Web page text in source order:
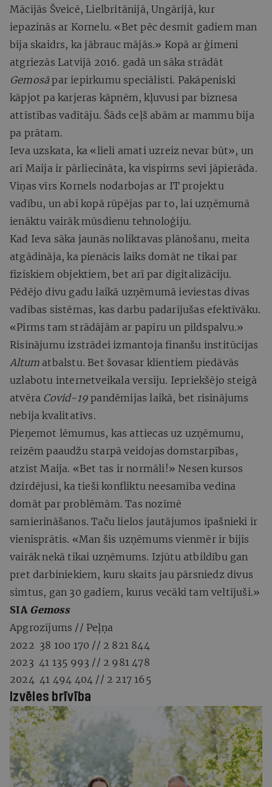
Mācījās Šveicē, Lielbritānijā, Ungārijā, kur
iepazinās ar Kornelu. «Bet pēc desmit gadiem man
bija skaidrs, ka jābrauc mājās.» Kopā ar ģimeni
atgriezās Latvijā 2016. gadā un sāka strādāt
Gemosāpar iepirkumu speciālisti. Pakāpeniski
kāpjot pa karjeras kāpnēm, kļuvusi par biznesa
attīstības vadītāju. Šāds ceļš abām ar mammu bija
pa prātam.
Ieva uzskata, ka «lieli amati uzreiz nevar būt», un
arī Maija ir pārliecināta, ka vispirms sevi jāpierāda.
Viņas vīrs Kornels nodarbojas ar IT projektu
vadību, un abi kopā rūpējas par to, lai uzņēmumā
ienāktu vairāk mūsdienu tehnoloģiju.
Kad Ieva sāka jaunās noliktavas plānošanu, meita
atgādināja, ka pienācis laiks domāt ne tikai par
fiziskiem objektiem, bet arī par digitalizāciju.
Pēdējo divu gadu laikā uzņēmumā ieviestas divas
vadības sistēmas, kas darbu padarījušas efektīvāku.
«Pirms tam strādājām ar papīru un pildspalvu.»
Risinājumu izstrādei izmantoja finanšu institūcijas
Altum atbalstu. Bet šovasar klientiem piedāvās
uzlabotu internetveikala versiju. Iepriekšējo steigā
atvēra Covid-19 pandēmijas laikā, bet risinājums
nebija kvalitatīvs.
Pieņemot lēmumus, kas attiecas uz uzņēmumu,
reizēm paaudžu starpā veidojas domstarpības,
atzīst Maija. «Bet tas ir normāli!» Nesen kursos
dzirdējusi, ka tieši konfliktu neesamība vedina
domāt par problēmām. Tas nozīmē
samierināšanos. Taču lielos jautājumos īpašnieki ir
vienisprātis. «Man šis uzņēmums vienmēr ir bijis
vairāk nekā tikai uzņēmums. Izjūtu atbildību gan
pret darbiniekiem, kuru skaits jau pārsniedz divus
simtus, gan 30 gadiem, kurus vecāki tam veltījuši.»
SIA Gemoss
Apgrozījums // Peļņa
2022 38 100 170 // 2 821 844
2023 41 135 993 // 2 981 478
2024 41 494 404 // 2 217 165
Izvēles brīvība